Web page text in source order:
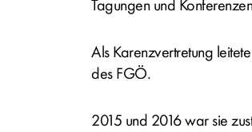
Tagungen und
Als Karenzvertretung
des FGÖ.
2015 und 2016 war sie